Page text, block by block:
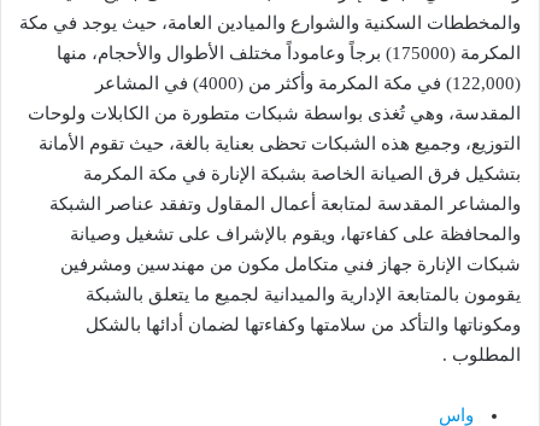
والمخططات السكنية والشوارع والميادين العامة، حيث يوجد في مكة
المكرمة (175000) برجاً وعاموداً مختلف الأطوال والأحجام، منها
(122,000) في مكة المكرمة وأكثر من (4000) في المشاعر
المقدسة، وهي تُغذى بواسطة شبكات متطورة من الكابلات ولوحات
التوزيع، وجميع هذه الشبكات تحظى بعناية بالغة، حيث تقوم الأمانة
بتشكيل فرق الصيانة الخاصة بشبكة الإنارة في مكة المكرمة
والمشاعر المقدسة لمتابعة أعمال المقاول وتفقد عناصر الشبكة
والمحافظة على كفاءتها، ويقوم بالإشراف على تشغيل وصيانة
شبكات الإنارة جهاز فني متكامل مكون من مهندسين ومشرفين
يقومون بالمتابعة الإدارية والميدانية لجميع ما يتعلق بالشبكة
ومكوناتها والتأكد من سلامتها وكفاءتها لضمان أدائها بالشكل
المطلوب .
واس